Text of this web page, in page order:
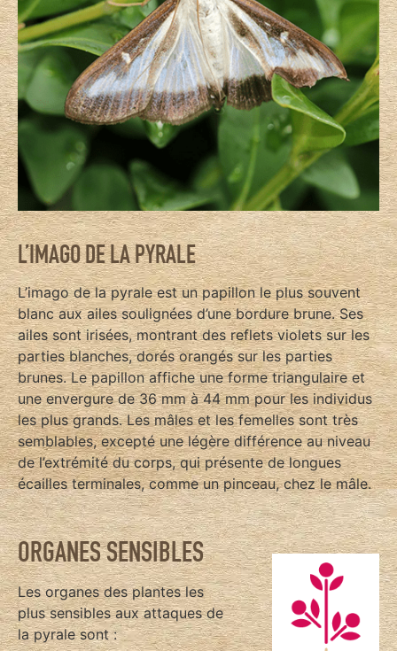
L’IMAGO DE LA PYRALE
L’imago de la pyrale est un papillon le plus souvent
blanc aux ailes soulignées d’une bordure brune. Ses
ailes sont irisées, montrant des reflets violets sur les
parties blanches, dorés orangés sur les parties
brunes. Le papillon affiche une forme triangulaire et
une envergure de 36 mm à 44 mm pour les individus
les plus grands. Les mâles et les femelles sont très
semblables, excepté une légère différence au niveau
de l’extrémité du corps, qui présente de longues
écailles terminales, comme un pinceau, chez le mâle.
ORGANES SENSIBLES
Les organes des plantes les
plus sensibles aux attaques de
la pyrale sont :